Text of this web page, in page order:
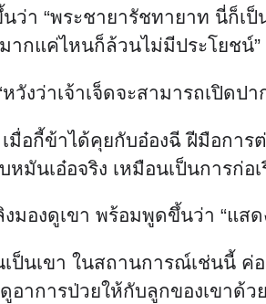
า “พระชายารัชทายาท นี่ก็เ
ากแค่ไหนก็ล้วนไม่มีประโยชน์”
งว่าเจ้าเจ็ดจะสามารถเปิดป
มื่อกี้ข้าได้คุยกับอ๋องฉี ฝีมือกา
มันเอ๋อจริง เหมือนเป็นการก่อ
มองดูเขา พร้อมพูดขึ้นว่า “แส
ป็นเขา ในสถานการณ์เช่นนี้ ค่
อาการป่วยให้กับลูกของเขาด้